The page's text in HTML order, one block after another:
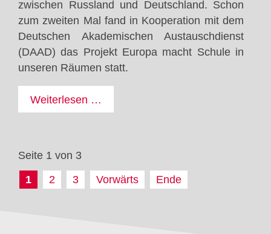
zwischen Russland und Deutschland. Schon
zum zweiten Mal fand in Kooperation mit dem
Deutschen Akademischen Austauschdienst
(DAAD) das Projekt Europa macht Schule in
unseren Räumen statt.
Weiterlesen …
sind
verschieden,
Seite 1 von 3
1
2 3 Vorwärts Ende